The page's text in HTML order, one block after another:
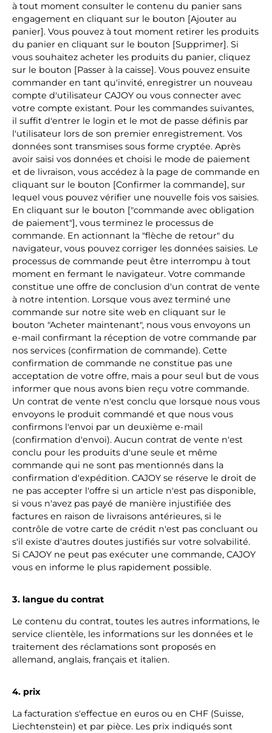
à tout moment consulter le contenu du panier sans
engagement en cliquant sur le bouton [Ajouter au
panier]. Vous pouvez à tout moment retirer les produits
du panier en cliquant sur le bouton [Supprimer]. Si
vous souhaitez acheter les produits du panier, cliquez
sur le bouton [Passer à la caisse]. Vous pouvez ensuite
commander en tant qu'invité, enregistrer un nouveau
compte d'utilisateur CAJOY ou vous connecter avec
votre compte existant. Pour les commandes suivantes,
il suffit d'entrer le login et le mot de passe définis par
l'utilisateur lors de son premier enregistrement. Vos
données sont transmises sous forme cryptée. Après
avoir saisi vos données et choisi le mode de paiement
et de livraison, vous accédez à la page de commande en
cliquant sur le bouton [Confirmer la commande], sur
lequel vous pouvez vérifier une nouvelle fois vos saisies.
En cliquant sur le bouton ["commande avec obligation
de paiement"], vous terminez le processus de
commande. En actionnant la "flèche de retour" du
navigateur, vous pouvez corriger les données saisies. Le
processus de commande peut être interrompu à tout
moment en fermant le navigateur. Votre commande
constitue une offre de conclusion d'un contrat de vente
à notre intention. Lorsque vous avez terminé une
commande sur notre site web en cliquant sur le
bouton "Acheter maintenant", nous vous envoyons un
e-mail confirmant la réception de votre commande par
nos services (confirmation de commande). Cette
confirmation de commande ne constitue pas une
acceptation de votre offre, mais a pour seul but de vous
informer que nous avons bien reçu votre commande.
Un contrat de vente n'est conclu que lorsque nous vous
envoyons le produit commandé et que nous vous
confirmons l'envoi par un deuxième e-mail
(confirmation d'envoi). Aucun contrat de vente n'est
conclu pour les produits d'une seule et même
commande qui ne sont pas mentionnés dans la
confirmation d'expédition. CAJOY se réserve le droit de
ne pas accepter l'offre si un article n'est pas disponible,
si vous n'avez pas payé de manière injustifiée des
factures en raison de livraisons antérieures, si le
contrôle de votre carte de crédit n'est pas concluant ou
s'il existe d'autres doutes justifiés sur votre solvabilité.
Si CAJOY ne peut pas exécuter une commande, CAJOY
vous en informe le plus rapidement possible.
3. langue du contrat
Le contenu du contrat, toutes les autres informations, le
service clientèle, les informations sur les données et le
traitement des réclamations sont proposés en
allemand, anglais, français et italien.
4. prix
La facturation s'effectue en euros ou en CHF (Suisse,
Liechtenstein) et par pièce. Les prix indiqués sont